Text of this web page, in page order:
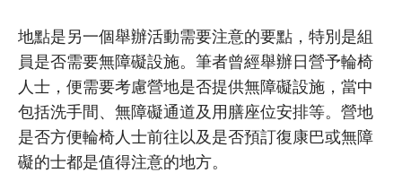
地點是另一個舉辦活動需要注意的要點，特別是組
員是否需要無障礙設施。筆者曾經舉辦日營予輪椅
人士，便需要考慮營地是否提供無障礙設施，當中
包括洗手間、無障礙通道及用膳座位安排等。營地
是否方便輪椅人士前往以及是否預訂復康巴或無障
礙的士都是值得注意的地方。